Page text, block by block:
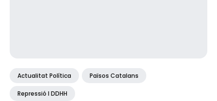
Actualitat Política Països Catalans
Repressió I DDHH